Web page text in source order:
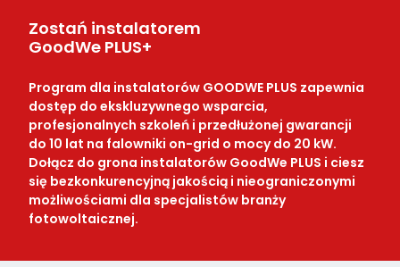
Zostań instalatorem
GoodWe PLUS+
Program dla instalatorów GOODWE PLUS zapewnia
dostęp do ekskluzywnego wsparcia,
profesjonalnych szkoleń i przedłużonej gwarancji
do 10 lat na falowniki on-grid o mocy do 20 kW.
Dołącz do grona instalatorów GoodWe PLUS i ciesz
się bezkonkurencyjną jakością i nieograniczonymi
możliwościami dla specjalistów branży
fotowoltaicznej.